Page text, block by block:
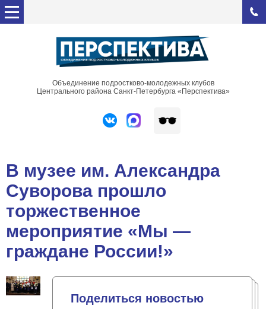
Объединение подростково-молодежных клубов
Центрального района Санкт-Петербурга «Перспектива»
В музее им. Александра
Суворова прошло
торжественное
мероприятие «Мы —
граждане России!»
Поделиться новостью